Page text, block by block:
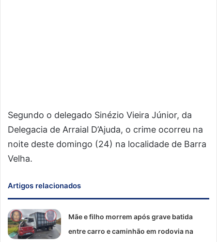
Segundo o delegado Sinézio Vieira Júnior, da
Delegacia de Arraial D’Ajuda, o crime ocorreu na
noite deste domingo (24) na localidade de Barra
Velha.
Artigos relacionados
Mãe e filho morrem após grave batida
entre carro e caminhão em rodovia na